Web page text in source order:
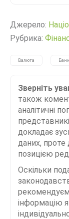
Джерело:
Рубрика:
Валюта
Зверніть
також
аналітичні
докладає
даних, проте
позицією
Оскільки
інформацію